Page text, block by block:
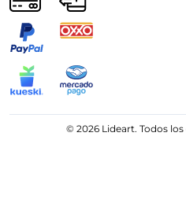
© 2026 Lideart. Todos